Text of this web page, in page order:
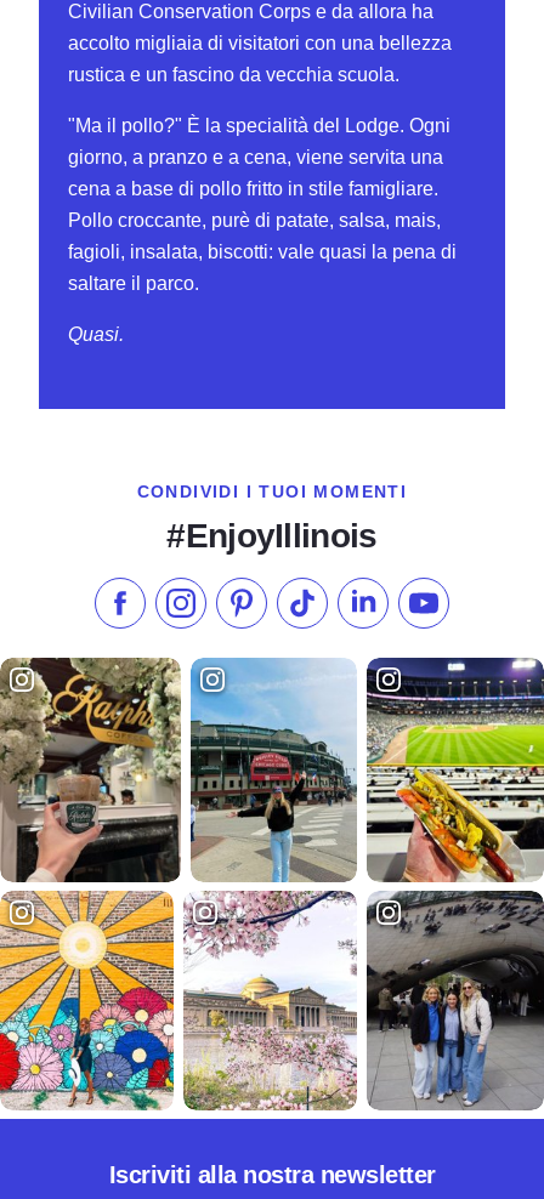
Civilian Conservation Corps e da allora ha
accolto migliaia di visitatori con una bellezza
rustica e un fascino da vecchia scuola.
"Ma il pollo?" È la specialità del Lodge. Ogni
giorno, a pranzo e a cena, viene servita una
cena a base di pollo fritto in stile famigliare.
Pollo croccante, purè di patate, salsa, mais,
fagioli, insalata, biscotti: vale quasi la pena di
saltare il parco.
Quasi.
CONDIVIDI I TUOI MOMENTI
#EnjoyIllinois
Metti "Mi piace" su Facebook
Seguici su Instagram
Visita il nostro Pinterest
Seguici su TikTok
Seguici su LinkedIn
Iscriviti al
Iscriviti alla nostra newsletter